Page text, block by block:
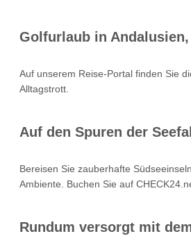
Golfurlaub in
Auf unserem Reise-Portal finden Sie
Alltagstrott.
Auf den Spuren der
Bereisen Sie zauberhafte
Ambiente. Buchen Sie auf
Rundum versorgt mit